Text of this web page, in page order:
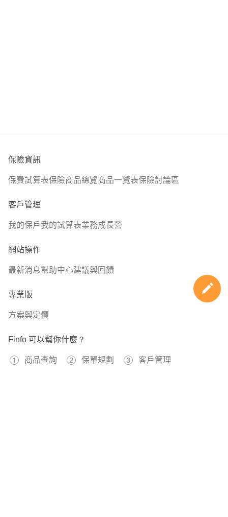
保險資訊
保費試算表保險商品總覽商品一覽表保險討論區
客戶管理
我的保戶我的試算表業務成長營
網站操作
最新消息幫助中心建議與回饋
專業版
方案與定價
Finfo 可以幫你什麼？
商品查詢 保單規劃 客戶管理